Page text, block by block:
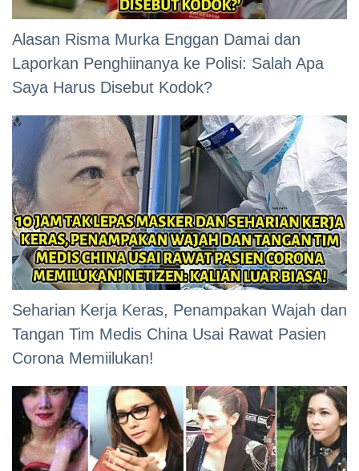
Alasan Risma Murka Enggan Damai dan
Laporkan Penghiinanya ke Polisi: Salah Apa
Saya Harus Disebut Kodok?
Seharian Kerja Keras, Penampakan Wajah dan
Tangan Tim Medis China Usai Rawat Pasien
Corona Memiilukan!